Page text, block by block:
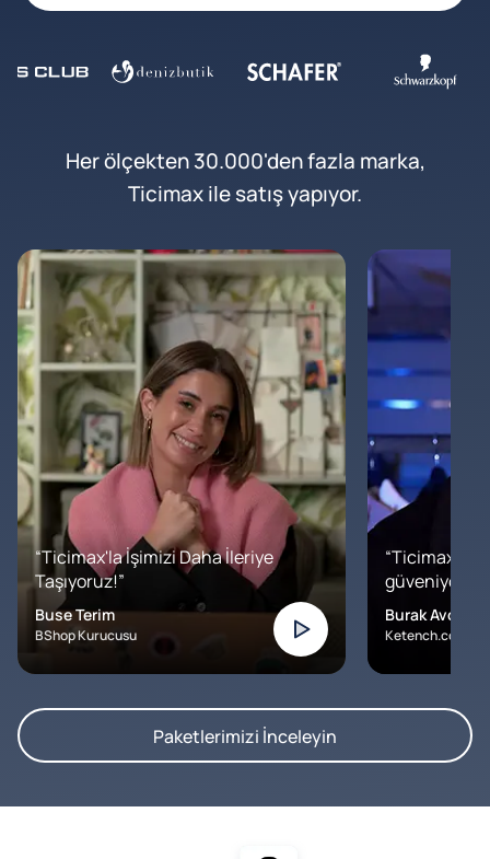
Her ölçekten 30.000'den fazla marka,
Ticimax ile satış yapıyor.
“Ticimax'la İşimizi Daha İleriye
Taşıyoruz!”
Buse Terim
BShop Kurucusu
“Ticimax'a
Burak Avcılar
Ketench.com –
Paketlerimizi İnceleyin